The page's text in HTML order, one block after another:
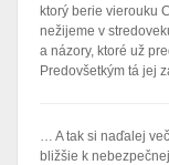
ktorý berie vierouku
nežijeme v
a názory, ktoré už
Predovšetkým tá jej
… A tak si naďalej
bližšie k